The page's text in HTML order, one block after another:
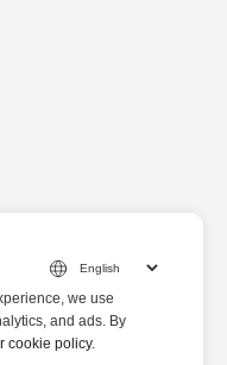
we use
and ads. By
cookie policy.